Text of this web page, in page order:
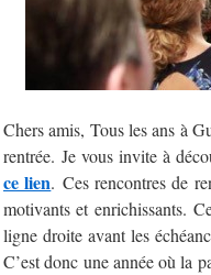
Chers amis, Tous les ans à
rentrée. Je vous invite à
ce lien. Ces rencontres de
motivants et enrichissants.
ligne droite avant les
C’est donc une année où la